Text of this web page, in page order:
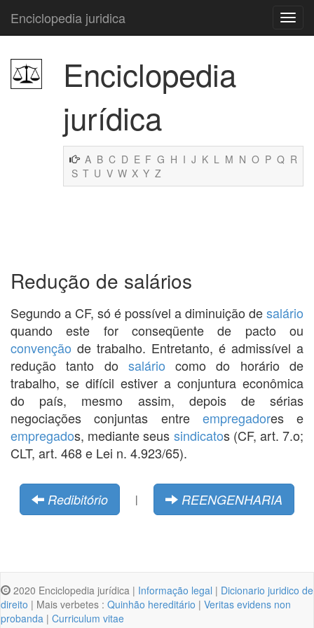
Enciclopedia juridica
Enciclopedia
jurídica
A B C D E F G H I J K L M N O P Q R
S T U V W X Y Z
Redução de salários
Segundo a CF, só é possível a diminuição desalário
quando este for conseqüente de pacto ou
convenção de trabalho. Entretanto, é admissível a
redução tanto do salário como do horário de
trabalho, se difícil estiver a conjuntura econômica
do país, mesmo assim, depois de sérias
negociações conjuntas entre empregadores e
empregados, mediante seus sindicatos (CF, art. 7.o;
CLT, art. 468 e Lei n. 4.923/65).
Redibitório | REENGENHARIA
2020 Enciclopedia jurídica | Informação legal | Dicionario juridico de
direito | Mais verbetes : Quinhão hereditário | Veritas evidens non
probanda | Curriculum vitae